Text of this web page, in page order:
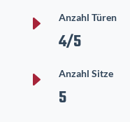
E Anzahl Türen
4/5
E Anzahl Sitze
5